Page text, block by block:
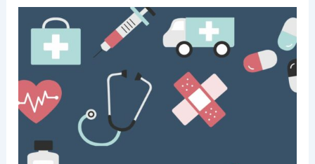
Journées